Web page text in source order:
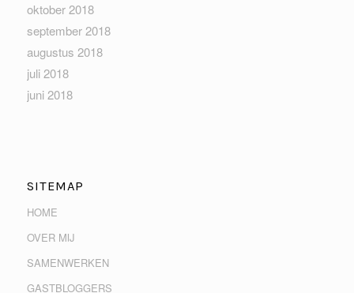
oktober 2018
september 2018
augustus 2018
juli 2018
juni 2018
SITEMAP
HOME
OVER MIJ
SAMENWERKEN
GASTBLOGGERS